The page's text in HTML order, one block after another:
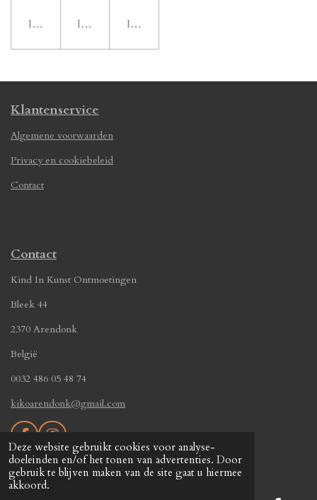
Deze website gebruikt cookies voor analyse-
doeleinden en/of het tonen van advertenties. Door
gebruik te blijven maken van de site gaat u hiermee
akkoord.
In winkelwagenIn winkelwagenIn winkelwagen
Klantenservice
Algemene voorwaarden
Privacy en cookiebeleid
Contact
Contact
Kind In Kunst Ontmoetingen
Bleek 44
2370 Arendonk
België
0032 486 05 48 74
kikoarendonk@gmail.com
a
c
e
b
n
s
t
© 2019 - 2026 Kind In Kunst Ontmoetingen
Powered byJouwWeb